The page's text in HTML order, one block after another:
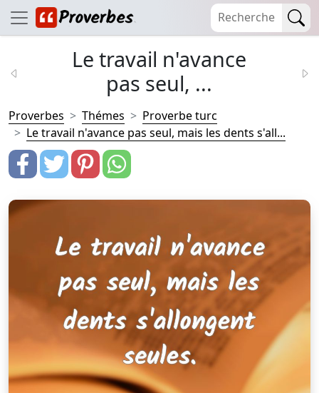
Le travail n'avance
pas seul, ...
Proverbes Thémes
Proverbe turc
Le travail n'avance pas seul, mais les dents s'all...